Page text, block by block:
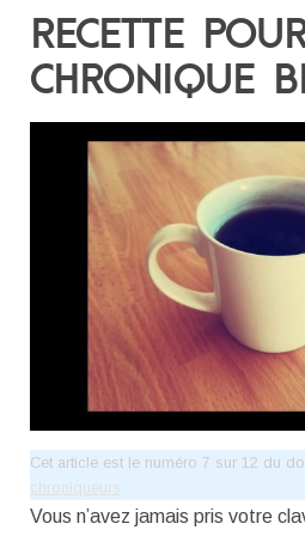
RECETTE
CHRONIQUE
Cet article est le numéro 7 sur 12 du
chroniqueurs
Vous n’avez jamais pris votre